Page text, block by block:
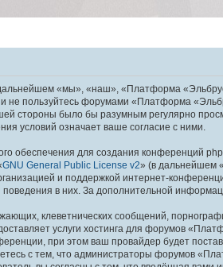
«мы», «наш», «Платформа
не пользуйтесь форумами «Платформа
стороны было бы разумным регулярно
условий означает ваше согласие с ними.
обеспечения для создания конференций
GNU General Public License v2» (в дальнейшем
и поддержкой интернет-
поведения в них. За дополнительной
клеветнических сообщений,
услуги хостинга для форумов
при этом ваш провайдер будет
с тем, что администраторы форумов